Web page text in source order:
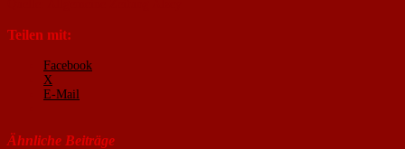
Teilen mit:
Facebook
X
E-Mail
Ähnliche Beiträge